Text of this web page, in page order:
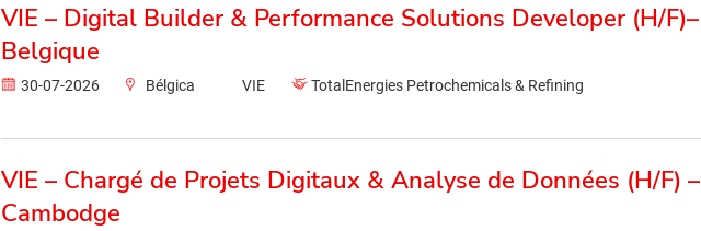
VIE – Digital Builder & Performance Solutions Developer (H/F)–
Belgique
30-07-2026 Bélgica VIE TotalEnergies Petrochemicals & Refining
VIE – Chargé de Projets Digitaux & Analyse de Données (H/F) –
Cambodge